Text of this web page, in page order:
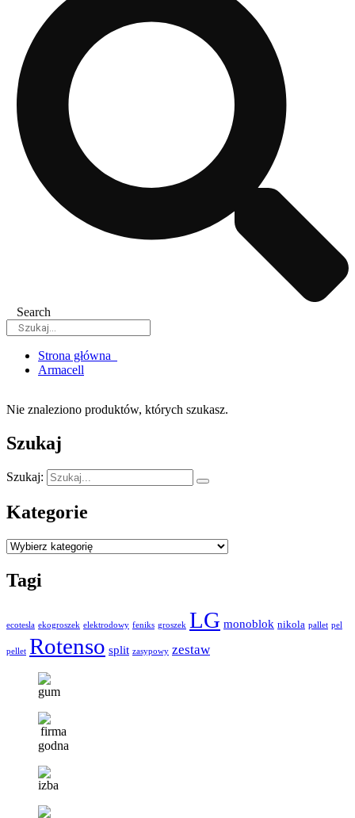
Search
Strona główna
Armacell
Nie znaleziono produktów, których szukasz.
Szukaj
Szukaj:
Kategorie
Tagi
ecotesla ekogroszek elektrodowy feniks groszek LG monoblok nikola pallet pel
pellet Rotenso split zasypowy zestaw